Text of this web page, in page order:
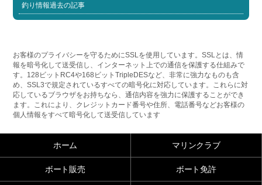
釣り情報過去の記事
お客様のプライバシーを守るためにSSLを使用しています。SSLとは、情
報を暗号化して送受信し、インターネット上での通信を保護する仕組みで
す。128ビットRC4や168ビットTripleDESなど、非常に強力なものも含
め、SSL3で規定されているすべての暗号化に対応しています。これらに対
応しているブラウザをお持ちなら、通信内容を強力に保護することができ
ます。これにより、クレジットカード番号や住所、電話番号などお客様の
個人情報をすべて暗号化して送受信しています
ホーム マリンクラブ
ボート販売 ボート免許